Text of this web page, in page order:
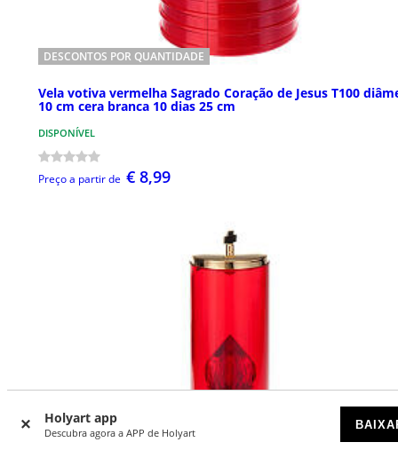
Holyart app
Descubra agora a APP de Holyart
DESCONTOS POR QUANTIDADE
Vela votiva vermelha Sagrado Coração de Jesus T100
10 cm cera branca 10 dias 25 cm
DISPONÍVEL
Preço a partir de € 8,99